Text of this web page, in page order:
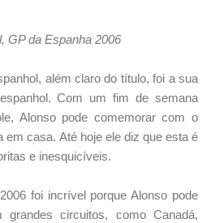
GP da Espanha 2006
além claro do título, foi a sua
Com um fim de semana
Alonso pode comemorar com o
em casa. Até hoje ele diz que esta é
e inesquicíveis.
foi incrível porque Alonso pode
circuitos, como Canadá,